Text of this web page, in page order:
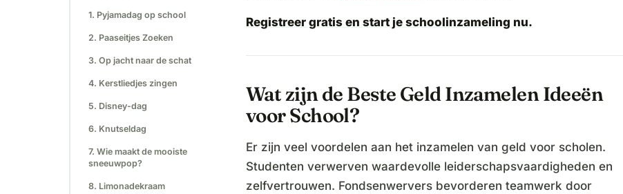
1. Pyjamadag op school
2. Paaseitjes Zoeken
3. Op jacht naar de schat
4. Kerstliedjes zingen
5. Disney-dag
6. Knutseldag
7. Wie maakt de mooiste
sneeuwpop?
8. Limonadekraam
Registreer gratis en start je schoolinzameling nu.
Wat zijn de Beste Geld Inzamelen Ideeën
voor School?
Er zijn veel voordelen aan het inzamelen van geld voor scholen.
Studenten verwerven waardevolle leiderschapsvaardigheden en
zelfvertrouwen. Fondsenwervers bevorderen teamwerk door